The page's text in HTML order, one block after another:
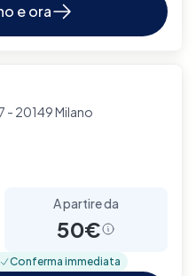
e ora
- 20149 Milano
A partire da
50€
Conferma immediata